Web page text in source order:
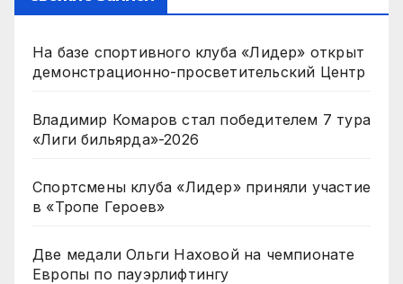
На базе спортивного клуба «Лидер» открыт
демонстрационно-просветительский Центр
Владимир Комаров стал победителем 7 тура
«Лиги бильярда»-2026
Спортсмены клуба «Лидер» приняли участие
в «Тропе Героев»
Две медали Ольги Наховой на чемпионате
Европы по пауэрлифтингу